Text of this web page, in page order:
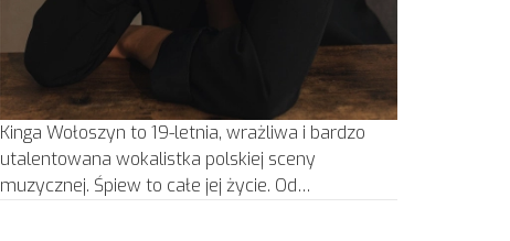
Kinga Wołoszyn to 19-letnia, wrażliwa i bardzo
utalentowana wokalistka polskiej sceny
muzycznej. Śpiew to całe jej życie. Od…